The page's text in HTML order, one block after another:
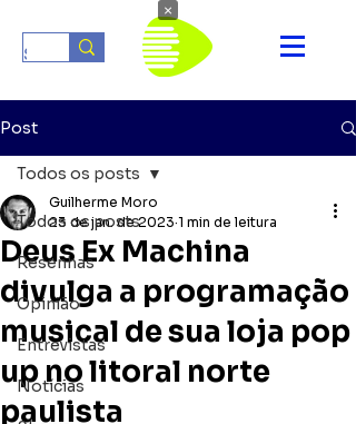
Post
Todos os posts
Resenhas
Opinião
Entrevistas
Notícias
Todos os posts
Deus Ex Machina
divulga a programação
musical de sua loja pop
up no litoral norte
paulista
Guilherme Moro
23 de jan. de 2023 1 min de leitura
×